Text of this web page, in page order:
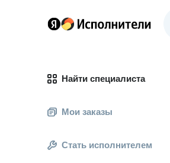
Найти специалиста
Мои заказы
Стать исполнителем